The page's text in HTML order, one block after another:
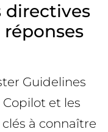
directives
Guidelines
et les
à connaître